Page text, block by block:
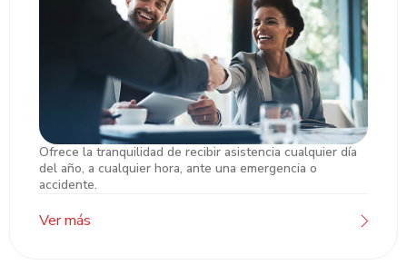
Asistencia Remesas
Ofrece la tranquilidad de recibir asistencia cualquier día
del año, a cualquier hora, ante una emergencia o
accidente.
Ver más